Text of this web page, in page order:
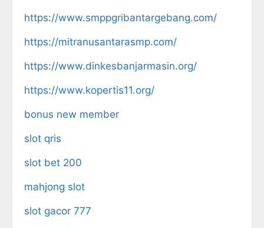
https://www.smppgribantargebang.com/
https://mitranusantarasmp.com/
https://www.dinkesbanjarmasin.org/
https://www.kopertis11.org/
bonus new member
slot qris
slot bet 200
mahjong slot
slot gacor 777